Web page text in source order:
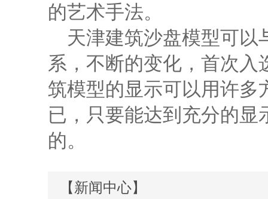
的艺术手法。
天津建筑沙盘模型可以
系，不断的变化，首次
筑模型的显示可以用许多
已，只要能达到充分的
的。
【新闻中心】